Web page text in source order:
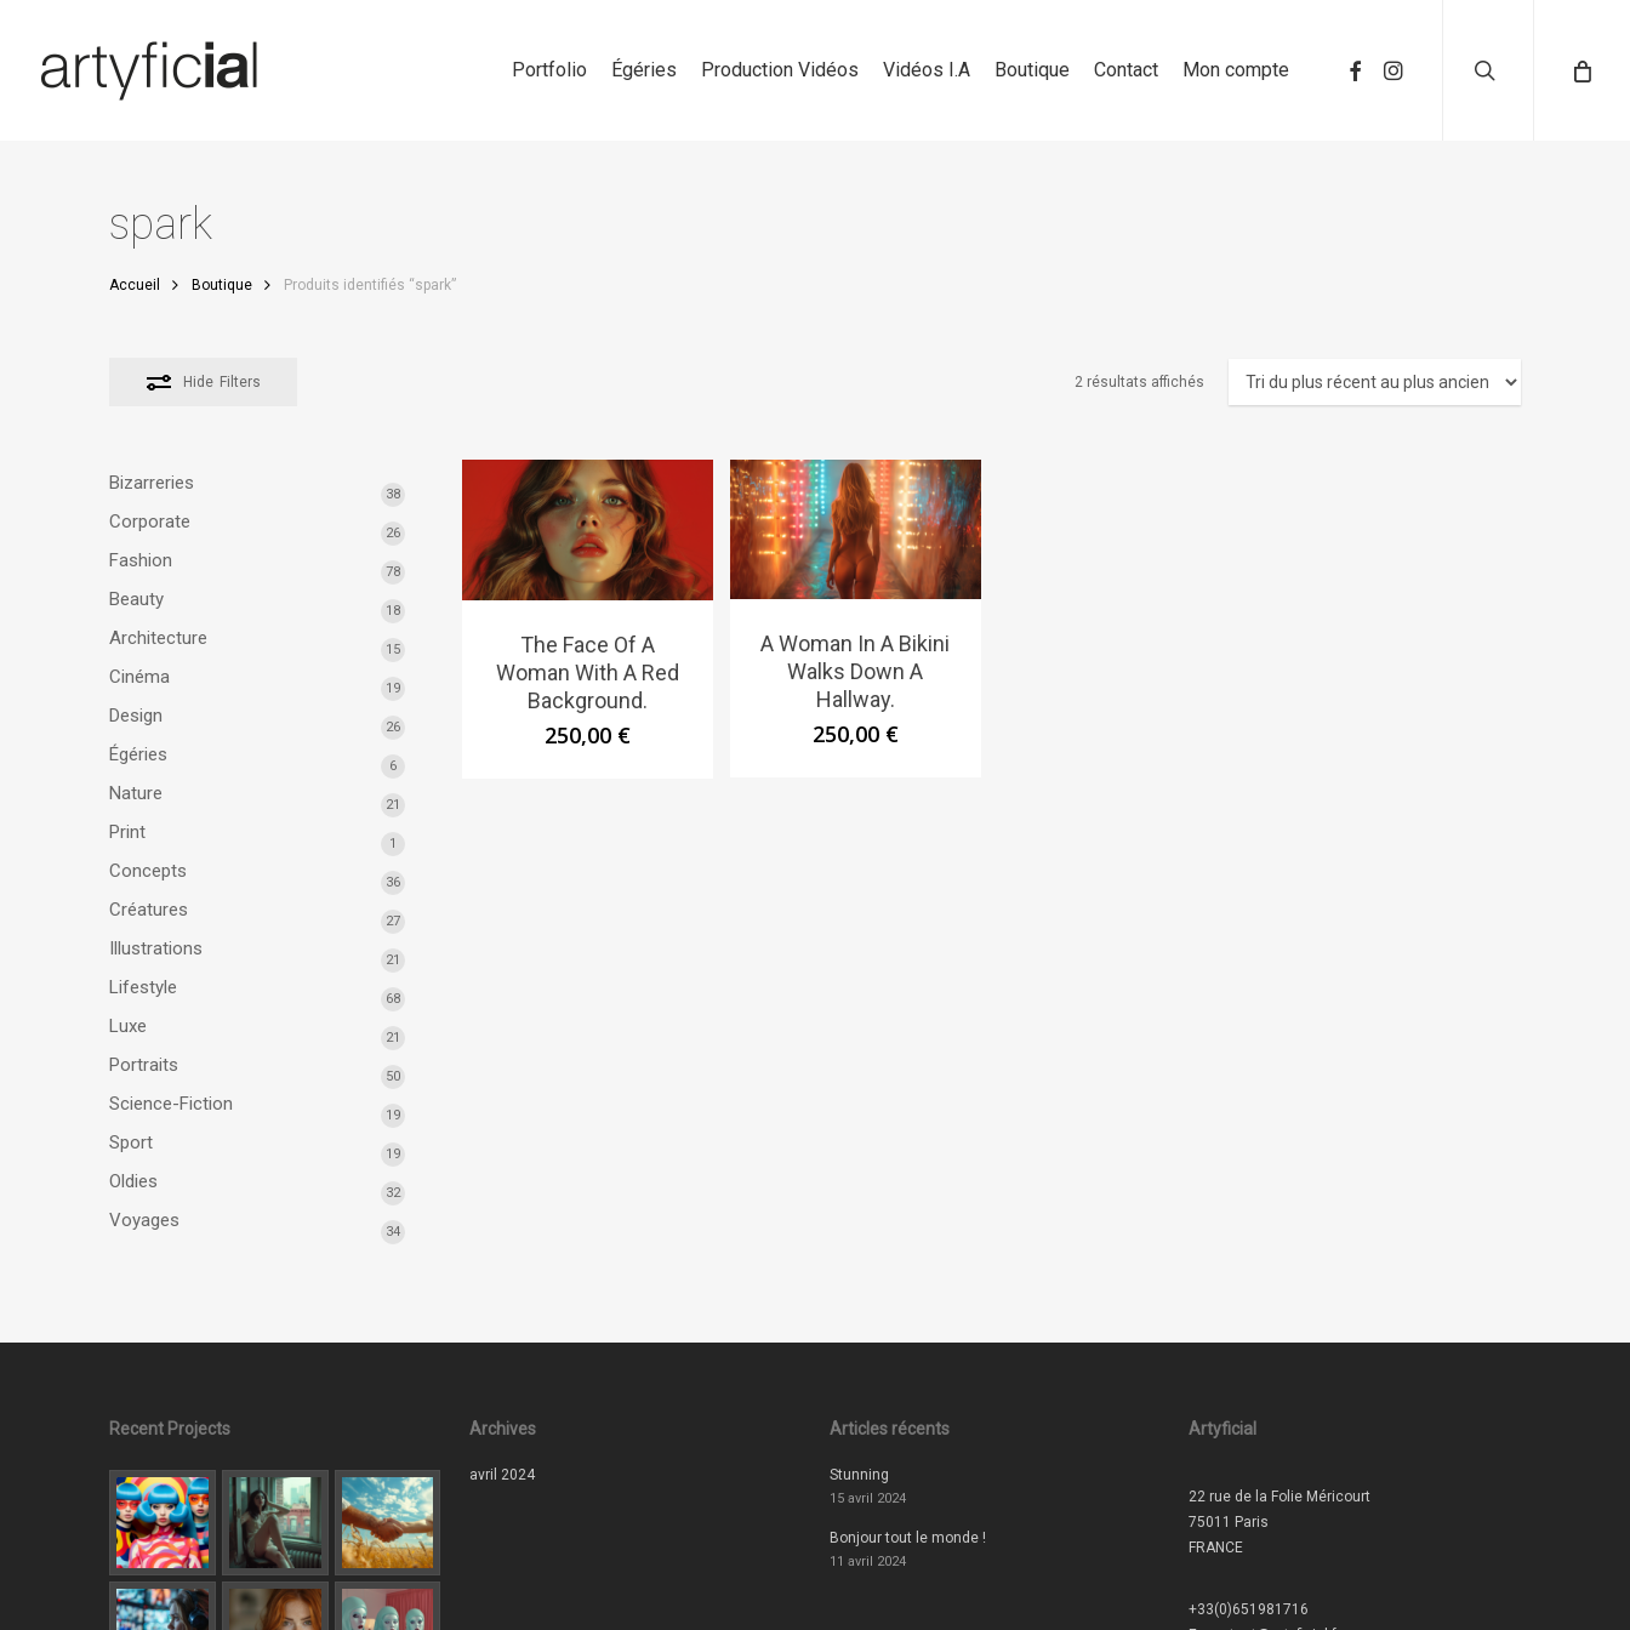
content
Portfolio Égéries Production Vidéos Vidéos I.A Boutique Contact Mon compte
spark
Accueil Boutique Produits identifiés “spark”
Hide Filters 2 résultats affichés
Bizarreries
38
Corporate
26
Fashion
78
Beauty
18
Architecture
15
Cinéma
19
Design
26
Égéries
6
Nature
21
Print
1
Concepts
36
Créatures
27
Illustrations
21
Lifestyle
68
Luxe
21
Portraits
50
Science-Fiction
19
Sport
19
Oldies
32
Voyages
34
The Face Of A
Woman With A Red
Background.
250,00 €
A Woman In A Bikini
Walks Down A
Hallway.
250,00 €
Recent Projects Archives
avril 2024
Articles récents
Stunning
15 avril 2024
Bonjour tout le monde !
11 avril 2024
Artyficial
22 rue de la Folie Méricourt
75011 Paris
FRANCE
+33(0)651981716